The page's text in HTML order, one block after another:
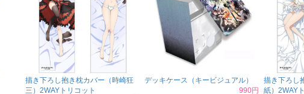
描き下ろし抱き枕カバー（時崎狂
三）2WAYトリコット
デッキケース（キービジュアル）
990円
描き下ろし
紙）2WAY